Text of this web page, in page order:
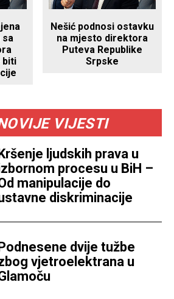
sa
biti
Nešić podnosi ostavku
na mjesto direktora
Puteva Republike
Srpske
VIJESTI
Kršenje ljudskih prava u
procesu u BiH –
manipulacije do
diskriminacije
Podnesene dvije tužbe
vjetroelektrana u